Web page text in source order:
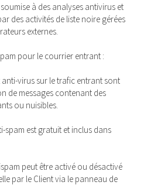
à des analyses antivirus et
des activités de liste noire gérées
externes.
pour le courrier entrant :
anti-virus sur le trafic entrant sont
de messages contenant des
ou nuisibles.
spam est gratuit et inclus dans
peut être activé ou désactivé
par le Client via le panneau de